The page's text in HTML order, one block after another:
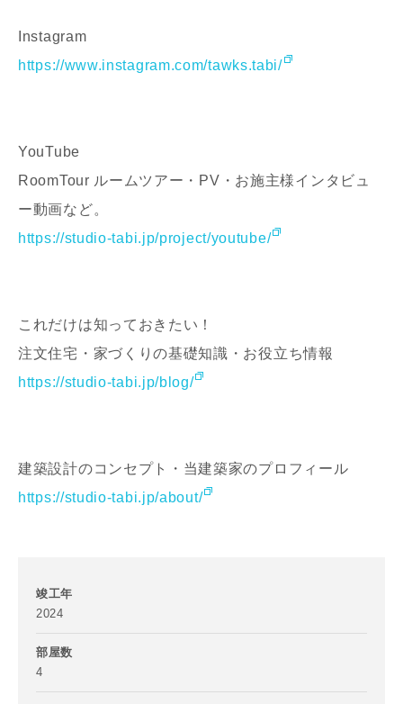
Instagram
https://www.instagram.com/tawks.tabi/
YouTube
RoomTour ルームツアー・PV・お施主様インタビュ
ー動画など。
https://studio-tabi.jp/project/youtube/
これだけは知っておきたい！
注文住宅・家づくりの基礎知識・お役立ち情報
https://studio-tabi.jp/blog/
建築設計のコンセプト・当建築家のプロフィール
https://studio-tabi.jp/about/
竣工年
2024
部屋数
4
ご住所
郵便番号
都道府県
建築予定地